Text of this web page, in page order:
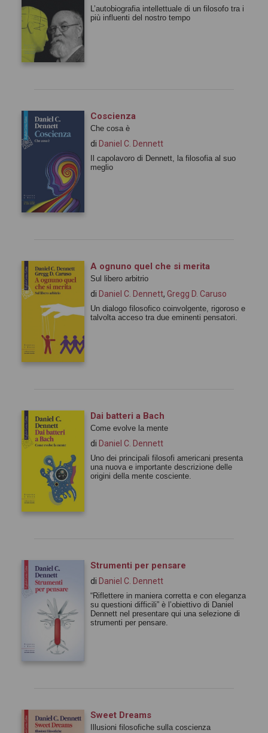
L’autobiografia intellettuale di un filosofo tra i
più influenti del nostro tempo
Coscienza
Che cosa è
di Daniel C. Dennett
Il capolavoro di Dennett, la filosofia al suo
meglio
A ognuno quel che si merita
Sul libero arbitrio
di Daniel C. Dennett, Gregg D. Caruso
Un dialogo filosofico coinvolgente, rigoroso e
talvolta acceso tra due eminenti pensatori.
Dai batteri a Bach
Come evolve la mente
di Daniel C. Dennett
Uno dei principali filosofi americani presenta
una nuova e importante descrizione delle
origini della mente cosciente.
Strumenti per pensare
di Daniel C. Dennett
“Riflettere in maniera corretta e con eleganza
su questioni difficili” è l’obiettivo di Daniel
Dennett nel presentare qui una selezione di
strumenti per pensare.
Sweet Dreams
Illusioni filosofiche sulla coscienza